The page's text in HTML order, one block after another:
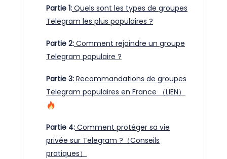
Partie 1: Quels sont les types de groupes
Telegram les plus populaires ?
Partie 2: Comment rejoindre un groupe
Telegram populaire ?
Partie 3: Recommandations de groupes
Telegram populaires en France （LIEN）
Partie 4: Comment protéger sa vie
privée sur Telegram ?（Conseils
pratiques）